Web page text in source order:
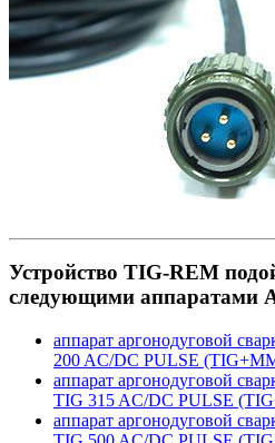
Устройство TIG-REM
следующими аппаратами
аппарат аргонодуговой
200 AC/DC PULSE
аппарат аргонодуговой
TIG 315 AC/DC PULSE
аппарат аргонодуговой